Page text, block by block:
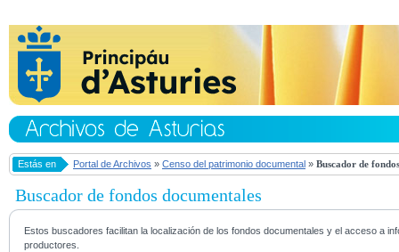
Estás en Portal de Archivos » Censo del patrimonio documental » Buscador de
Buscador de fondos documentales
Estos buscadores facilitan la localización de los fondos documentales y el acceso a
productores.